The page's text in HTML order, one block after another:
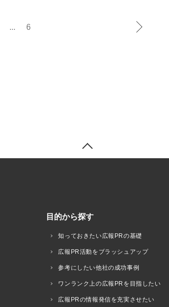
... 6
目的から探す
知っておきたい広報PRの基礎
広報PR活動をブラッシュアップ
参考にしたい他社の成功事例
ワンランク上の広報PRを目指したい
広報PRの情報発信を充実させたい